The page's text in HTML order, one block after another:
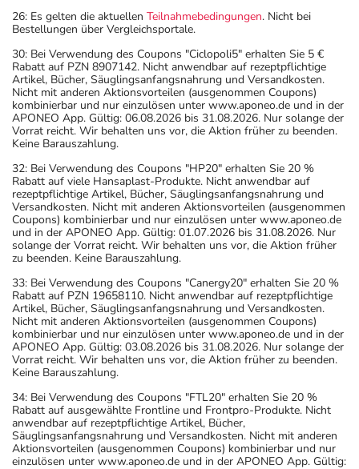
Stoffe!
ähnliche Stoffe!
- Vorsicht bei Alpha-Gal-Allergie (Allergie gegen rotes
Fleisch)!
- Es kann Arzneimittel geben, mit denen
Wechselwirkungen auftreten. Sie sollten deswegen
Arzneimittel jedes andere, das Sie bereits anwenden,
dem Arzt oder Apotheker angeben. Das gilt auch für
Arzneimittel, die Sie selbst kaufen, nur gelegentlich
anwenden oder deren Anwendung schon einige Zeit
zurückliegt.
- Alkoholgenuss soll während einer
Dauerbehandlung
möglichst vermieden werden. Gelegentlicher
Alkoholkonsum in kleinen Mengen ist erlaubt, aber nicht
zusammen mit dem Medikament.
Bitte verwenden Sie dieses Arzneimittel nicht mehr nach
dem auf der Packung oder der Umverpackung
angegebenen Verfallsdatum. Das Verfallsdatum bezieht
sich auf den letzten Tag des angegebenen Monats.
26: Es gelten die aktuellen Teilnahmebedingungen. Nicht bei
Bestellungen über Vergleichsportale.
30: Bei Verwendung des Coupons "Ciclopoli5" erhalten Sie 5 €
Rabatt auf PZN 8907142. Nicht anwendbar auf rezeptpflichtige
Artikel, Bücher, Säuglingsanfangsnahrung und Versandkosten.
Nicht mit anderen Aktionsvorteilen (ausgenommen Coupons)
kombinierbar und nur einzulösen unter www.aponeo.de und in der
APONEO App. Gültig: 06.08.2026 bis 31.08.2026. Nur solange der
Vorrat reicht. Wir behalten uns vor, die Aktion früher zu beenden.
Keine Barauszahlung.
32: Bei Verwendung des Coupons "HP20" erhalten Sie 20 %
Rabatt auf viele Hansaplast-Produkte. Nicht anwendbar auf
rezeptpflichtige Artikel, Bücher, Säuglingsanfangsnahrung und
Versandkosten. Nicht mit anderen Aktionsvorteilen (ausgenommen
Coupons) kombinierbar und nur einzulösen unter www.aponeo.de
und in der APONEO App. Gültig: 01.07.2026 bis 31.08.2026. Nur
solange der Vorrat reicht. Wir behalten uns vor, die Aktion früher
zu beenden. Keine Barauszahlung.
33: Bei Verwendung des Coupons "Canergy20" erhalten Sie 20 %
Rabatt auf PZN 19658110. Nicht anwendbar auf rezeptpflichtige
Artikel, Bücher, Säuglingsanfangsnahrung und Versandkosten.
Nicht mit anderen Aktionsvorteilen (ausgenommen Coupons)
kombinierbar und nur einzulösen unter www.aponeo.de und in der
APONEO App. Gültig: 03.08.2026 bis 31.08.2026. Nur solange der
Vorrat reicht. Wir behalten uns vor, die Aktion früher zu beenden.
Keine Barauszahlung.
34: Bei Verwendung des Coupons "FTL20" erhalten Sie 20 %
Rabatt auf ausgewählte Frontline und Frontpro-Produkte. Nicht
anwendbar auf rezeptpflichtige Artikel, Bücher,
Säuglingsanfangsnahrung und Versandkosten. Nicht mit anderen
Aktionsvorteilen (ausgenommen Coupons) kombinierbar und nur
einzulösen unter www.aponeo.de und in der APONEO App. Gültig: